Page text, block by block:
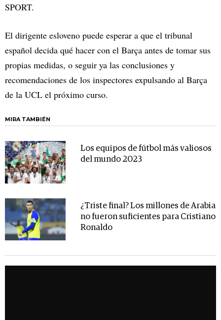
SPORT.
El dirigente esloveno puede esperar a que el tribunal
español decida qué hacer con el Barça antes de tomar sus
propias medidas, o seguir ya las conclusiones y
recomendaciones de los inspectores expulsando al Barça
de la UCL el próximo curso.
MIRA TAMBIÉN
Los equipos de fútbol más valiosos
del mundo 2023
¿Triste final? Los millones de Arabia
no fueron suficientes para Cristiano
Ronaldo